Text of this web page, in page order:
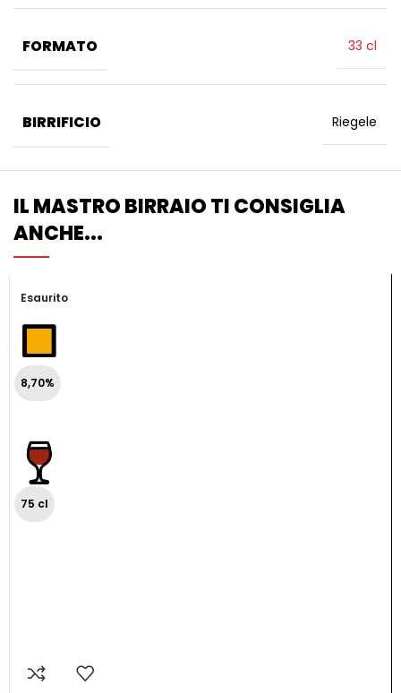
FORMATO 33 cl
BIRRIFICIO Riegele
IL MASTRO BIRRAIO TI CONSIGLIA
ANCHE...
Esaurito
8,70%
75 cl